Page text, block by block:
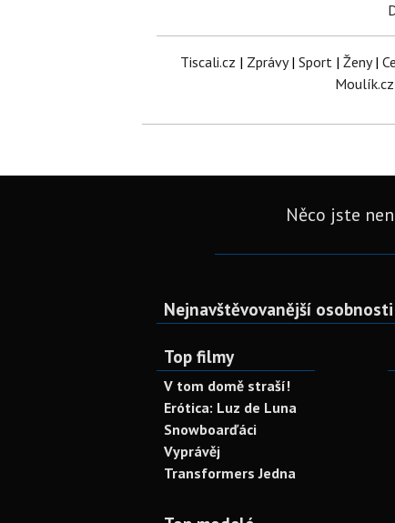
Tiscali.cz | Zprávy| Sport| Ženy|
Moulík.cz
Něco jste
Nejnavštěvovanější osobnosti
Top filmy
V tom domě straší!
Erótica: Luz de Luna
Snowboarďáci
Vyprávěj
Transformers Jedna